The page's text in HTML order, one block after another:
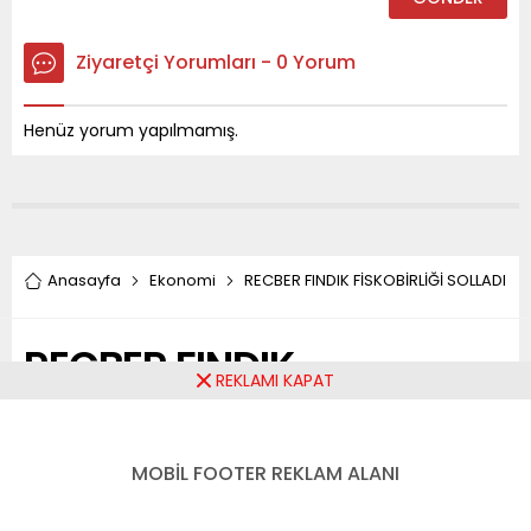
Ziyaretçi Yorumları - 0 Yorum
Henüz yorum yapılmamış.
Anasayfa Ekonomi RECBER FINDIK FİSKOBİRLİĞİ SOLLADI
RECBER FINDIK
REKLAMI KAPAT
MOBİL FOOTER REKLAM ALANI